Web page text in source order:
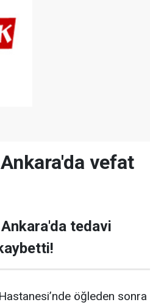
vefat
tedavi
öğleden sonra